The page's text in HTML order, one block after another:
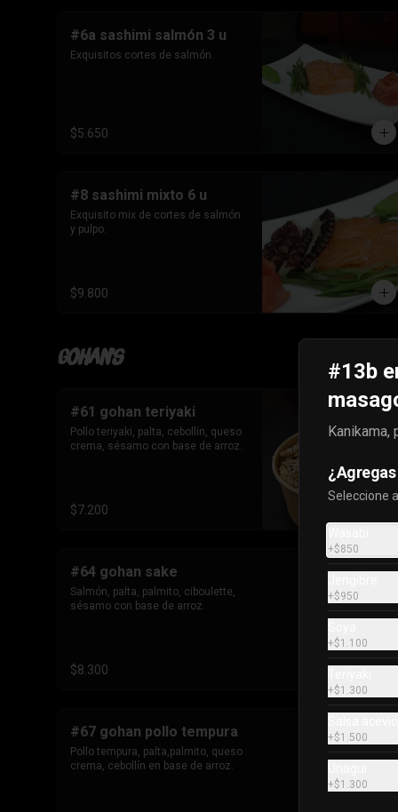
#6a sashimi salmón 3 u
Exquisitos cortes de salmón.
$5.650
#8 sashimi mixto 6 u
Exquisito mix de cortes de salmón
y pulpo.
$9.800
Gohan's
#61 gohan teriyaki
Pollo teriyaki, palta, cebollín, queso
crema, sésamo con base de arroz.
$7.200
#64 gohan sake
Salmón, palta, palmito, ciboulette,
sésamo con base de arroz.
$8.300
#67 gohan pollo tempura
Pollo tempura, palta,palmito, queso
crema, cebollín en base de arroz.
#13b
Kanikama,
Seleccione
+$850
+$950
+$1.100
+$1.300
+$1.500
+$1.300